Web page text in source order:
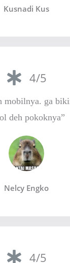
Kusnadi Kus
4/5
mobilnya. ga
deh pokoknya”
Nelcy Engko
4/5